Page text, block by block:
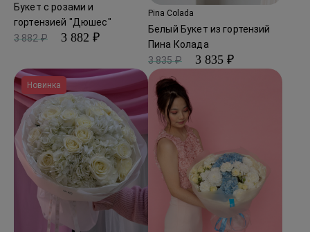
Букет с розами и
гортензией "Дюшес"
3 882 ₽
3 882 ₽
Pina Colada
Белый Букет из гортензий
Пина Колада
3 835 ₽
3 835 ₽
Новинка